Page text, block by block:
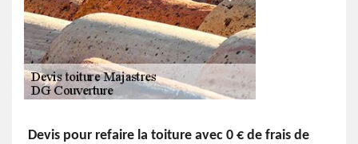
Devis pour refaire la toiture avec 0 € de frais de